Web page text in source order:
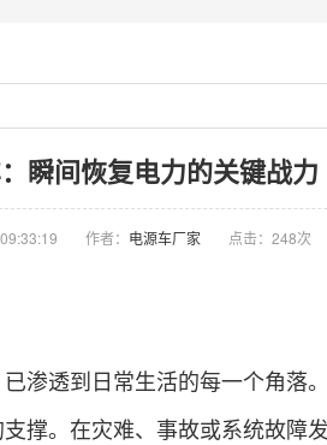
瞬间恢复电力的关键战力
作者： 电源车厂家 点击： 248次
渗透到日常生活的每一个角落
撑。在灾难、事故或系统故障